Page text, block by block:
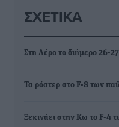
ΣΧΕΤΙΚΆ
Στη Λέρο το διήμερο 26-
Τα ρόστερ στο F-8 των
Ξεκινάει στην Κω το F-4